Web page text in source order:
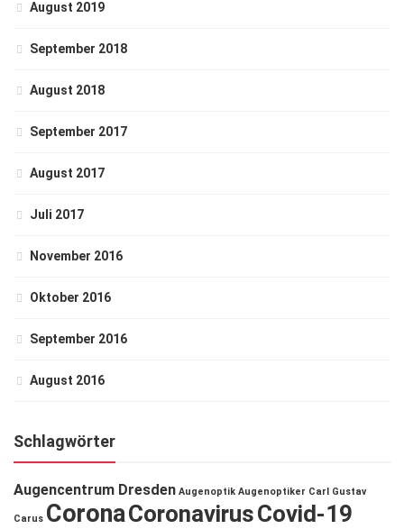
August 2019
September 2018
August 2018
September 2017
August 2017
Juli 2017
November 2016
Oktober 2016
September 2016
August 2016
Schlagwörter
Augencentrum Dresden Augenoptik Augenoptiker Carl Gustav
Carus CoronaCoronavirusCovid-19